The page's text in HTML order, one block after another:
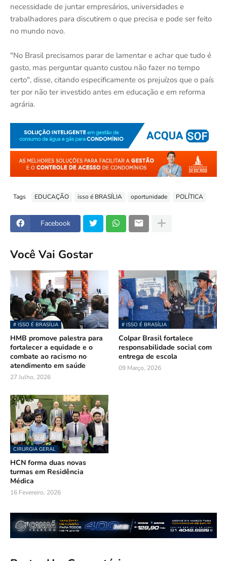
necessidade de juntar empresários, universidades e
trabalhadores para discutirem o que precisa e pode ser feito
no mundo novo.
"No Brasil precisamos parar de lamentar e achar que tudo é
gasto, mas perguntar quanto custou não fazer no tempo
certo", disse, citando especificamente os prejuízos que o país
ter por não ter investido antes em educação e em reforma
agrária.
Tags EDUCAÇÃO isso é BRASÍLIA oportunidade POLÍTICA
Facebook
Você Vai Gostar
# ISSO É BRASÍLIA
HMB promove palestra para
fortalecer a equidade e o
combate ao racismo no
atendimento em saúde
27 Julho, 2026
# ISSO É BRASÍLIA
Colpar Brasil fortalece
responsabilidade social com
entrega de escola
09 Março, 2026
CIRURGIA GERAL
HCN forma duas novas
turmas em Residência
Médica
16 Fevereiro, 2026